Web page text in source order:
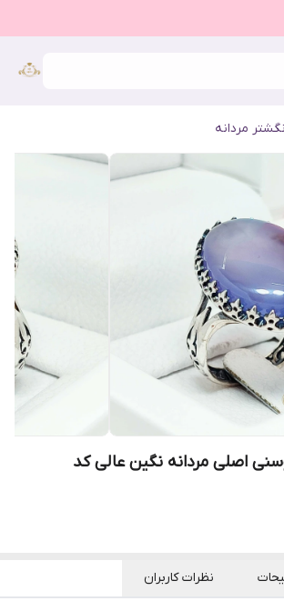
مردانه
اصلی مردانه نگین عالی کد
نظرات کاربران